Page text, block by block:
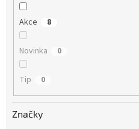
Akce 8
Novinka 0
Tip 0
Značky